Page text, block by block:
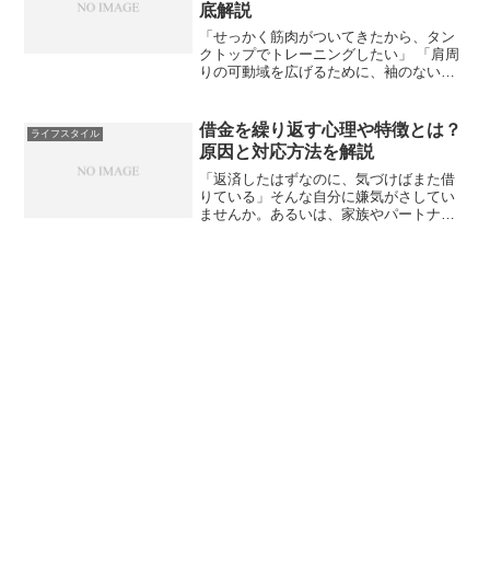
底解説
「せっかく筋肉がついてきたから、タン
クトップでトレーニングしたい」 「肩周
りの可動域を広げるために、袖のないウ
**という検索候補を見て、着用を躊躇し
ている方は多い...
ライフスタイル
借金を繰り返す心理や特徴とは？
原因と対応方法を解説
「返済したはずなのに、気づけばまた借
りている」そんな自分に嫌気がさしてい
ませんか。あるいは、家族やパートナー